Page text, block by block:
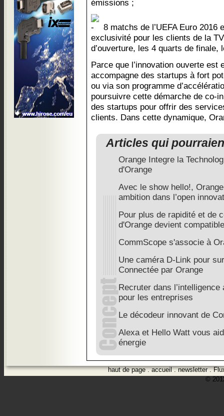
émissions ;
8 matchs de l’UEFA Euro
exclusivité pour les clients de la
d’ouverture, les 4 quarts de
Parce que l’innovation ouverte est
accompagne des startups à fort
ou via son programme
poursuivre cette démarche de co-
des startups pour offrir des
clients. Dans cette dynamique,
Articles qui
Orange Integre la
d'Orange
Avec le show hello!,
ambition dans l’open
Pour plus de rapidité et de
d'Orange devient
CommScope s'associe à
Une caméra D-Link pour
Connectée par Orange
Recruter dans
pour les entreprises
Le décodeur innovant de
Alexa et Hello Watt vous
énergie
haut de page.accueil.newsletter.
©